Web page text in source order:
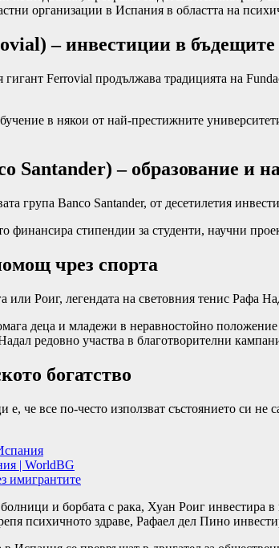
организации в Испания в областта на
– инвестиции в бъдещите
Ferrovial продължава традицията на
в някои от най-престижните
Santander) – образование и
група Banco Santander, от десетилетия
финансира стипендии за студенти, научни
чрез спорта
или Роиг, легендата на световния тенис Рафа
деца и младежи в неравностойно
редовно участва в благотворителни
богатство
че все по-често използват състоянието си не
| WorldBG
имигрантите
и борбата с рака, Хуан Роиг инвестира
психичното здраве, Рафаел дел Пино